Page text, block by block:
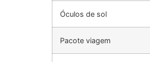
Óculos de sol
Pacote viagem